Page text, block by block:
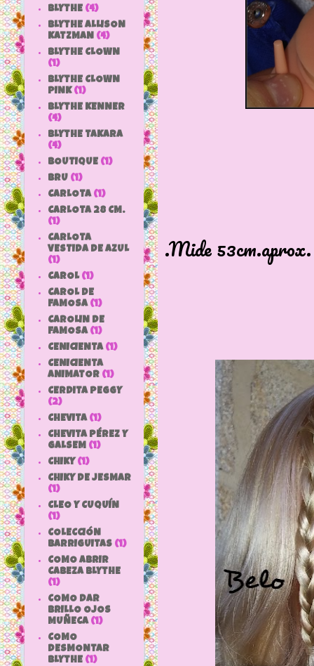
.Mide 53cm.aprox.
BLYTHE (4)
BLYTHE ALLISON
KATZMAN (4)
BLYTHE CLOWN
(1)
BLYTHE CLOWN
PINK (1)
BLYTHE KENNER
(4)
BLYTHE TAKARA
(4)
BOUTIQUE (1)
BRU (1)
CARLOTA (1)
CARLOTA 28 CM.
(1)
CARLOTA
VESTIDA DE AZUL
(1)
CAROL (1)
CAROL DE
FAMOSA (1)
CAROLIN DE
FAMOSA (1)
CENICIENTA (1)
CENICIENTA
ANIMATOR (1)
CERDITA PEGGY
(2)
CHEVITA (1)
CHEVITA PÉREZ Y
GALSEM (1)
CHIKY (1)
CHIKY DE JESMAR
(1)
CLEO Y CUQUÍN
(1)
COLECCIÓN
BARRIGUITAS (1)
COMO ABRIR
CABEZA BLYTHE
(1)
COMO DAR
BRILLO OJOS
MUÑECA (1)
COMO
DESMONTAR
BLYTHE (1)